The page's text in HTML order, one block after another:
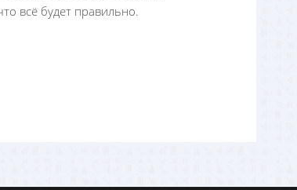
всё будет правильно.